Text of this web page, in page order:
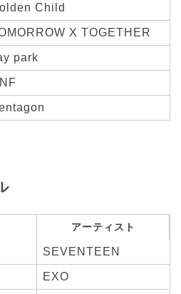
Child
X TOGETHER
park
アーティスト
SEVENTEEN
EXO